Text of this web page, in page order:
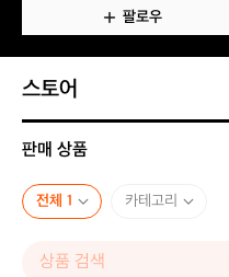
팔로우
스토어
판매 상품
전체 1 카테고리